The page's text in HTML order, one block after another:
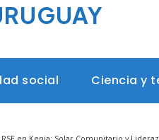
social Ciencia y